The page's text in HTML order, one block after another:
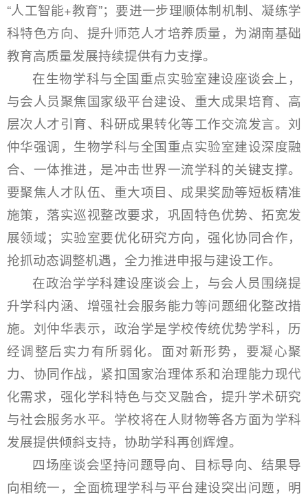
“人工智能+教育”；要进一步理顺体制机制、凝练学
科特色方向、提升师范人才培养质量，为湖南基础
教育高质量发展持续提供有力支撑。
在生物学科与全国重点实验室建设座谈会上，
与会人员聚焦国家级平台建设、重大成果培育、高
层次人才引育、科研成果转化等工作交流发言。刘
仲华强调，生物学科与全国重点实验室建设深度融
合、一体推进，是冲击世界一流学科的关键支撑。
要聚焦人才队伍、重大项目、成果奖励等短板精准
施策，落实巡视整改要求，巩固特色优势、拓宽发
展领域；实验室要优化研究方向，强化协同合作，
抢抓动态调整机遇，全力推进申报与建设工作。
在政治学学科建设座谈会上，与会人员围绕提
升学科内涵、增强社会服务能力等问题细化整改措
施。刘仲华表示，政治学是学校传统优势学科，历
经调整后实力有所弱化。面对新形势，要凝心聚
力、协同作战，紧扣国家治理体系和治理能力现代
化需求，强化学科特色与交叉融合，提升学术研究
与社会服务水平。学校将在人财物等各方面为学科
发展提供倾斜支持，协助学科再创辉煌。
四场座谈会坚持问题导向、目标导向、结果导
向相统一，全面梳理学科与平台建设突出问题，明